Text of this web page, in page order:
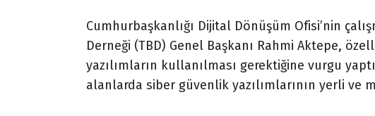
Cumhurbaşkanlığı Dijital Dönüşüm Ofisi’nin
Derneği (TBD) Genel Başkanı Rahmi Aktepe,
yazılımların kullanılması gerektiğine vurgu
alanlarda siber güvenlik yazılımlarının yerli